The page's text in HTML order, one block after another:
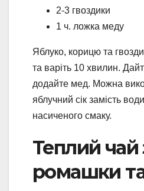
2-3 гвоздики
1 ч. ложка меду
Яблуко, корицю та
та варіть 10 хвилин.
додайте мед. Можна
яблучний сік замість
насиченого смаку.
Теплий чай
ромашки